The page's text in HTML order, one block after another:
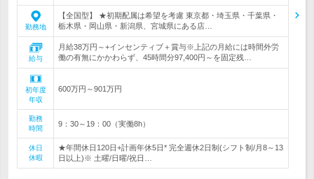
勤務地
【全国型】 ★初期配属は希望を考慮 東京都・埼玉県・千葉県・
栃木県・岡山県・新潟県、宮城県にある店…
給与
月給38万円～+インセンティブ＋賞与※上記の月給には時間外労
働の有無にかかわらず、45時間分97,400円～を固定残…
初年度
年収
600万円～901万円
勤務
時間
9：30～19：00（実働8h）
休日
休暇
★年間休日120日+計画年休5日* 完全週休2日制(シフト制/月8～13
日以上)※ 土曜/日曜/祝日…